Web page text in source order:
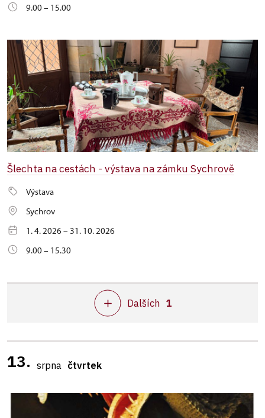
9.00 – 15.00
Šlechta na cestách - výstava na zámku Sychrově
Výstava
Sychrov
1. 4. 2026 – 31. 10. 2026
9.00 – 15.30
Dalších 1
13. srpna čtvrtek